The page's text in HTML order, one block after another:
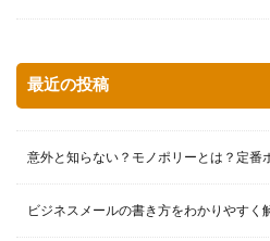
最近の投稿
意外と知らない？モノポリーとは？定番
ビジネスメールの書き方をわかりやすく